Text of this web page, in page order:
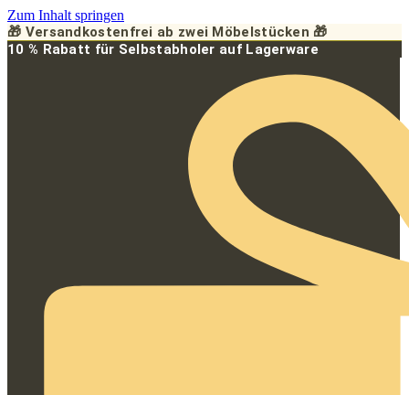
Zum Inhalt springen
🎁 Versandkostenfrei ab zwei Möbelstücken 🎁
10 % Rabatt für Selbstabholer auf Lagerware